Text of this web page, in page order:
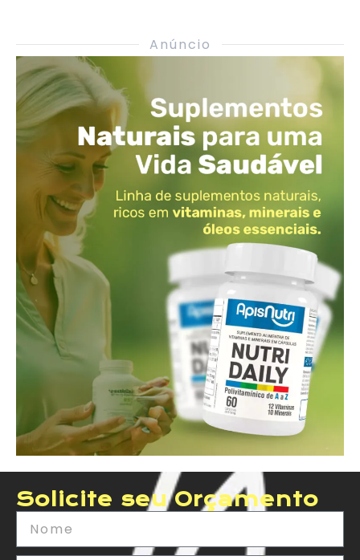
Anúncio
Solicite seu Orçamento